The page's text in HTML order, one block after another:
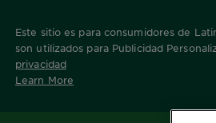
Este sitio es para consumidores de
son utilizados para Publicidad
privacidad
Learn More
Home Escuela Garnier